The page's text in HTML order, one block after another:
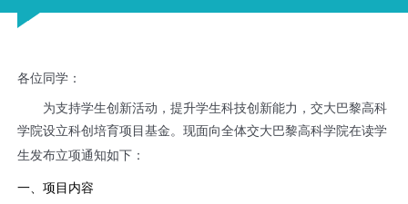
各位同学：
为支持学生创新活动，提升学生科技创新能力，交大巴黎高科
学院设立科创培育项目基金。现面向全体交大巴黎高科学院在读学
生发布立项通知如下：
一、项目内容